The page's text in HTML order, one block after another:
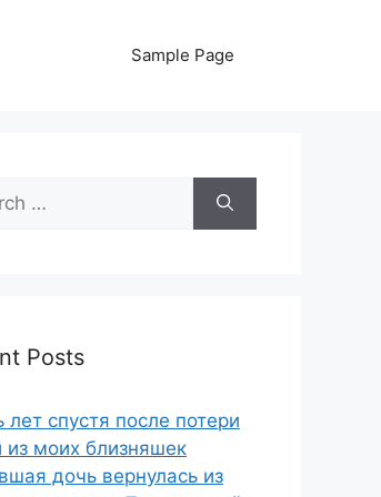
Sample Page
Posts
лет спустя после потери
из моих близняшек
дочь вернулась из